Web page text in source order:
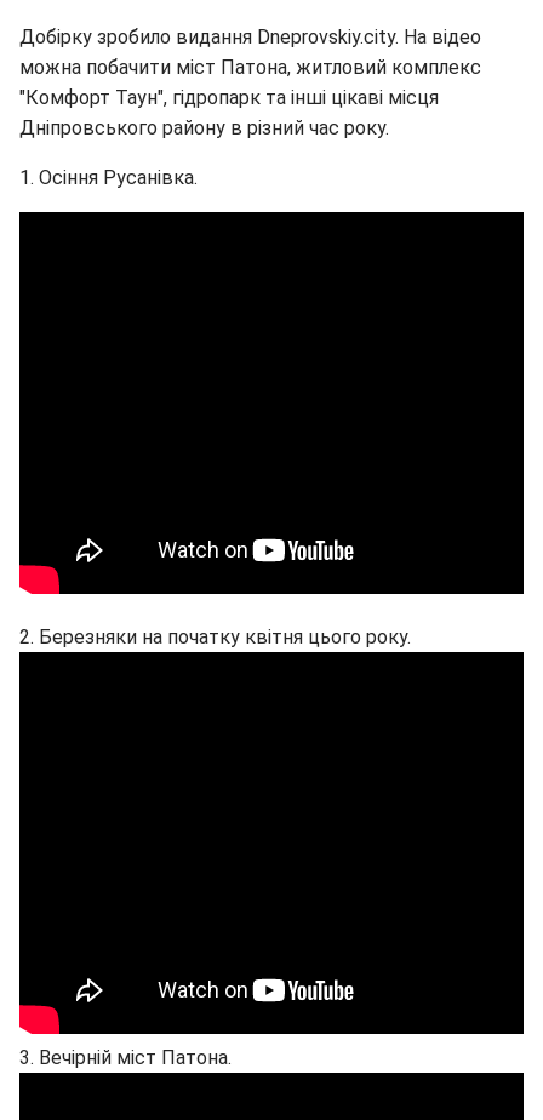
Добірку зробило видання Dneprovskiy.city. На відео
можна побачити міст Патона, житловий комплекс
"Комфорт Таун", гідропарк та інші цікаві місця
Дніпровського району в різний час року.
1. Осіння Русанівка.
2. Березняки на початку квітня цього року.
3. Вечірній міст Патона.